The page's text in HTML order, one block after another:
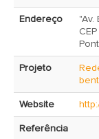
Endereço
"Av.
Projeto
Website
Referência